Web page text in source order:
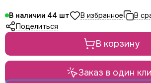
MLB
Neutron
NICOLAUDIE (SUNLITE)
NICOLAUDIE ARCHITECTURAL
Philips
В наличии 44
Поделиться
В корзину
Заказ в один